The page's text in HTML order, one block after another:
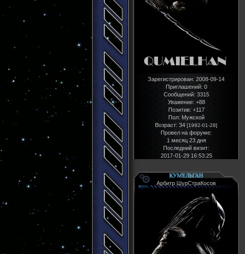
Зарегистрирован: 2008-09-14
Приглашений: 0
Сообщений: 3315
Уважение: +88
Позитив: +117
Пол: Мужской
Возраст: 34 [1992-01-28]
Провел на форуме:
1 месяц 23 дня
Последний визит:
2017-01-29 16:53:25
КУМЕЛЬГАН
Арбитр ШурСтраКосов